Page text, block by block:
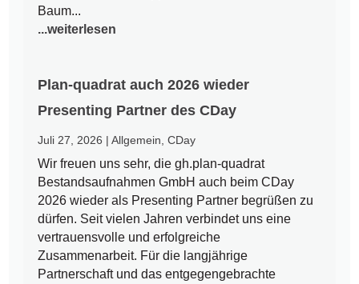
Baum...
...weiterlesen
Plan-quadrat auch 2026 wieder
Presenting Partner des CDay
Juli 27, 2026 |Allgemein ,CDay
Wir freuen uns sehr, die gh.plan-quadrat
Bestandsaufnahmen GmbH auch beim CDay
2026 wieder als Presenting Partner begrüßen zu
dürfen. Seit vielen Jahren verbindet uns eine
vertrauensvolle und erfolgreiche
Zusammenarbeit. Für die langjährige
Partnerschaft und das entgegengebrachte